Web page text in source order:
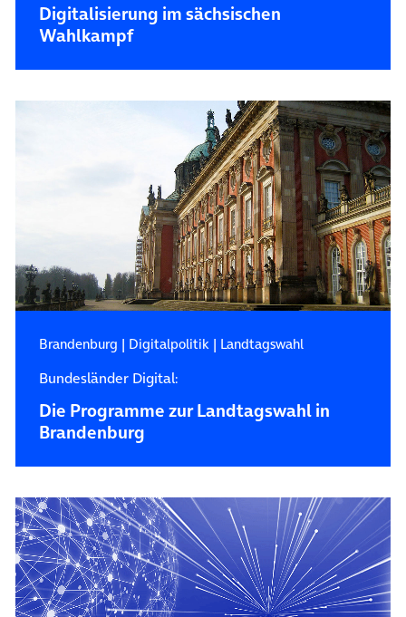
Digitalisierung im sächsischen
Wahlkampf
Brandenburg | Digitalpolitik| Landtagswahl
Bundesländer Digital:
Die Programme zur Landtagswahl in
Brandenburg